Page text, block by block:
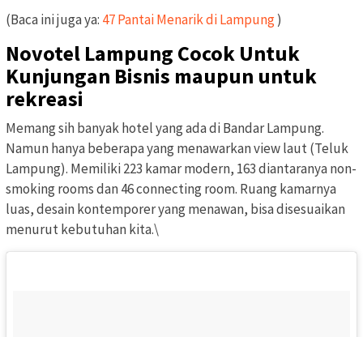
(Baca ini juga ya: 47 Pantai Menarik di Lampung)
Novotel Lampung Cocok Untuk
Kunjungan Bisnis maupun untuk
rekreasi
Memang sih banyak hotel yang ada di Bandar Lampung.
Namun hanya beberapa yang menawarkan view laut (Teluk
Lampung). Memiliki 223 kamar modern, 163 diantaranya non-
smoking rooms dan 46 connecting room. Ruang kamarnya
luas, desain kontemporer yang menawan, bisa disesuaikan
menurut kebutuhan kita.\